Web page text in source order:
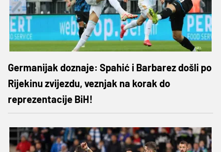
Germanijak doznaje: Spahić i Barbarez došli po
Rijekinu zvijezdu, veznjak na korak do
reprezentacije BiH!